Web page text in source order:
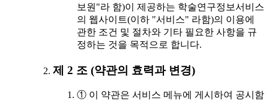
보원"라 함)이 제공하는 학술연구정보서비스
의 웹사이트(이하 "서비스" 라함)의 이용에
관한 조건 및 절차와 기타 필요한 사항을 규
정하는 것을 목적으로 합니다.
제 2 조 (약관의 효력과 변경)
① 이 약관은 서비스 메뉴에 게시하여 공시함